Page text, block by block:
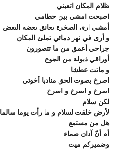
ظلام المكان اتعبني
اصبحت امشي بين حطامي
أمشي ارى الصخرة يعانق بعضه البعض
و أرى في نهر دمائي تملئ المكان
جراحي أعمق من ما تتصورون
أوراقي ذبولة من الجوع
و ماتت عطشا
اصرخ بصوت الحق مناديا أخوتي
اصرخ و اصرخ و اصرخ
لكن سلام
لأرض خلقت لسلام و ما رأت يوما سالما
هل من مستمع
أم أنّ آذان صماء
وضميركم ميت